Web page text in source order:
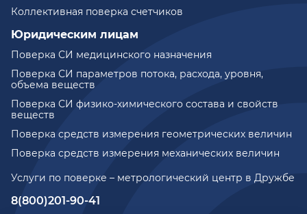
Услуги по поверке – метрологический центр в Дружбе
8(800)201-90-41
Коллективная поверка счетчиков
Юридическим лицам
Поверка СИ медицинского назначения
Поверка СИ параметров потока, расхода, уровня,
объема веществ
Поверка СИ физико-химического состава и свойств
веществ
Поверка средств измерения геометрических величин
Поверка средств измерения механических величин